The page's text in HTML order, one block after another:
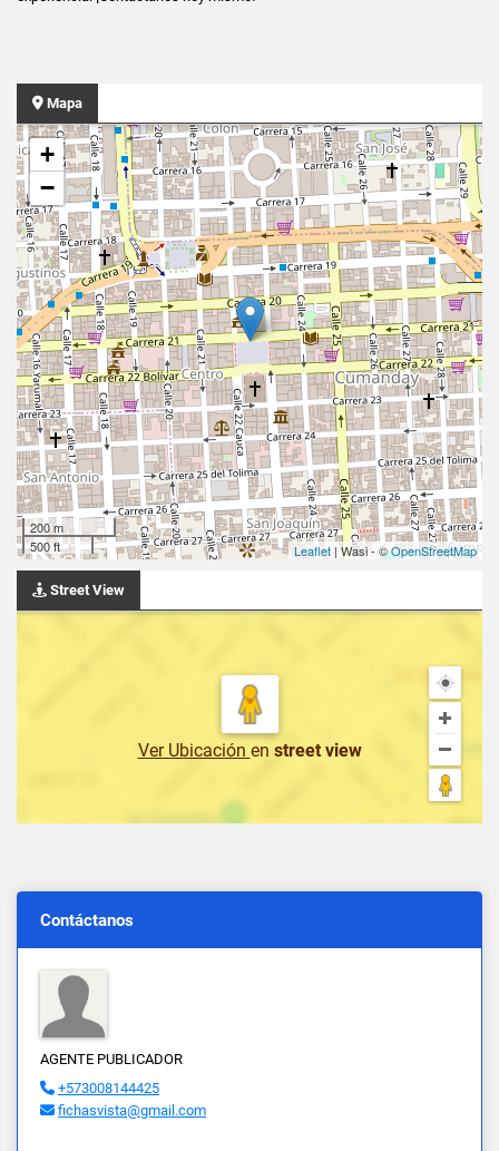
Mapa
+
−
200 m
500 ft
Leaflet | Wasi - ©OpenStreetMap
Street View
Ver Ubicación en street view
Contáctanos
AGENTE PUBLICADOR
+573008144425
fichasvista@gmail.com